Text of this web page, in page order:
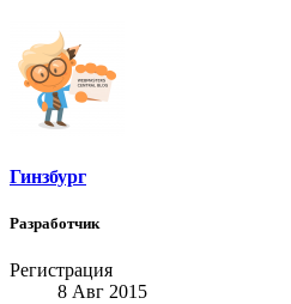
Гинзбург
Разработчик
Регистрация
8 Авг 2015